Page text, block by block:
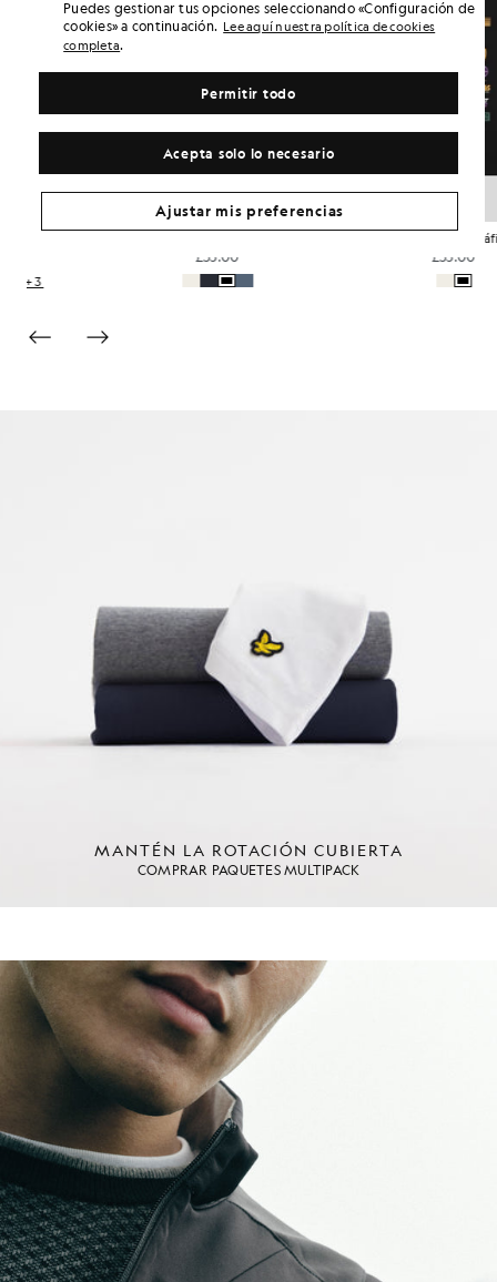
Camiseta con diseño gráfico en la espalda «Broadcaster»
MANTÉN LA ROTACIÓN CUBIERTA
COMPRAR PAQUETES MULTIPACK
Puedes gestionar tus opciones seleccionando «Configuración de
cookies» a continuación. Lee aquí nuestra política de cookies
completa.
Acepta solo lo necesario
Permitir todo
Ajustar mis preferencias